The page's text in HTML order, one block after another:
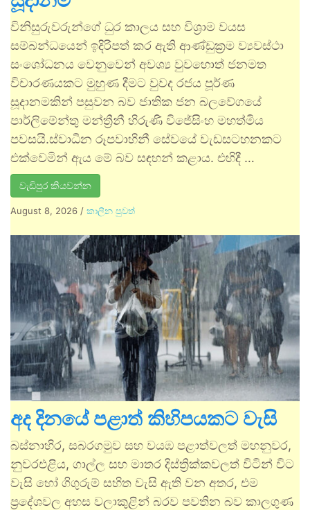
විනිසුරුවරුන්ගේ ධුර කාලය සහ විශ්‍රාම වයස
සම්බන්ධයෙන් ඉදිරිපත් කර ඇති ආණ්ඩුක්‍රම ව්‍යවස්ථා
සංශෝධනය වෙනුවෙන් අවශ්‍ය වුවහොත් ජනමත
විචාරණයකට මුහුණ දීමට වුවද රජය පූර්ණ
සූදානමකින් පසුවන බව ජාතික ජන බලවේගයේ
පාර්ලිමේන්තු මන්ත්‍රීනී හිරුණි විජේසිංහ මහත්මිය
පවසයි.ස්වාධීන රූපවාහිනී සේවයේ වැඩසටහනකට
එක්වෙමින් ඇය මේ බව සඳහන් කළාය. එහිදී …
වැඩිපුර කියවන්න
August 8, 2026 / කාලීන පුවත්
අද දිනයේ පළාත් කිහිපයකට වැසි
බස්නාහිර, සබරගමුව සහ වයඹ පළාත්වලත් මහනුවර,
නුවරඑළිය, ගාල්ල සහ මාතර දිස්ත්‍රික්කවලත් විටින් විට
වැසි හෝ ගිගුරුම් සහිත වැසි ඇති වන අතර, එම
ප්‍රදේශවල අහස වලාකුළින් බරව පවතින බව කාලගුණ